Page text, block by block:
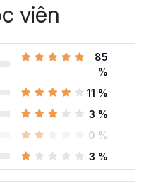
TRONG
việc vô cùng quan trọng
Nó cung cấp các tính
soạn thảo, biên tập tài
dụng như:
viên
85
%
11 %
3 %
0 %
3 %